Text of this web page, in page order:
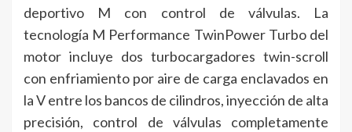
deportivo M con control de válvulas. La
tecnología M Performance TwinPower Turbo del
motor incluye dos turbocargadores twin-scroll
con enfriamiento por aire de carga enclavados en
la V entre los bancos de cilindros, inyección de alta
precisión, control de válvulas completamente